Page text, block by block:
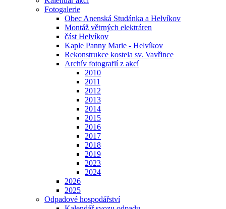
Fotogalerie
Obec Anenská Studánka a Helvíkov
Montáž větrných elektráren
část Helvíkov
Kaple Panny Marie - Helvíkov
Rekonstrukce kostela sv. Vavřince
Archív fotografií z akcí
2010
2011
2012
2013
2014
2015
2016
2017
2018
2019
2023
2024
2026
2025
Odpadové hospodářství